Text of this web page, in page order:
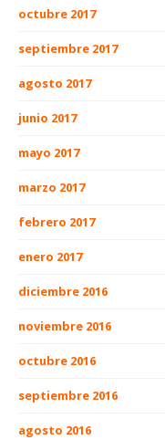
octubre 2017
septiembre 2017
agosto 2017
junio 2017
mayo 2017
marzo 2017
febrero 2017
enero 2017
diciembre 2016
noviembre 2016
octubre 2016
septiembre 2016
agosto 2016